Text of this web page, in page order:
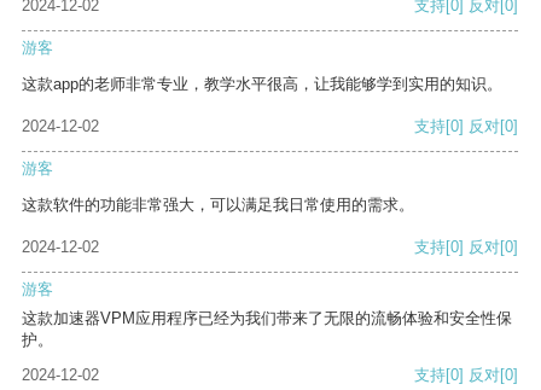
2024-12-02
支持[0] 反对[0]
游客
这款app的老师非常专业，教学水平很高，让我能够学到实用的知识。
2024-12-02 支持[0] 反对[0]
游客
这款软件的功能非常强大，可以满足我日常使用的需求。
2024-12-02 支持[0] 反对[0]
游客
这款加速器VPM应用程序已经为我们带来了无限的流畅体验和安全性保
护。
2024-12-02
支持[0] 反对[0]